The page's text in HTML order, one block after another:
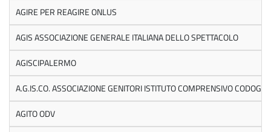
AGIRE PER REAGIRE ONLUS
AGIS ASSOCIAZIONE GENERALE ITALIANA DELLO SPETTACOLO
AGISCIPALERMO
A.G.IS.CO. ASSOCIAZIONE GENITORI ISTITUTO COMPRENSIVO
AGITO ODV